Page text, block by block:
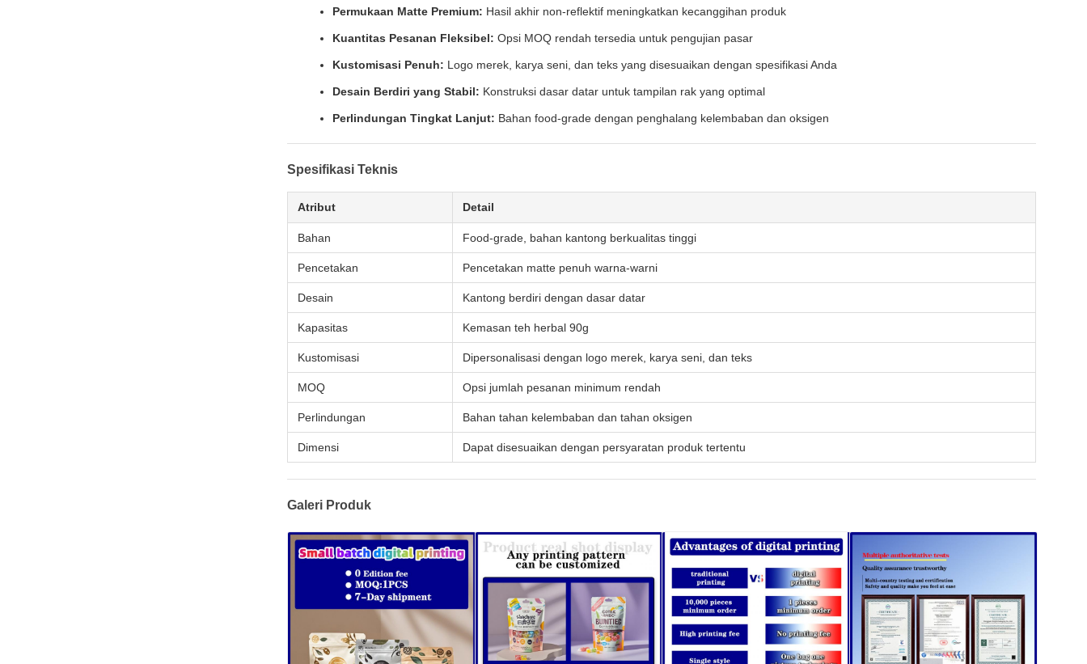
Permukaan Matte Premium: Hasil akhir non-reflektif meningkatkan kecanggihan produk
Kuantitas Pesanan Fleksibel: Opsi MOQ rendah tersedia untuk pengujian pasar
Kustomisasi Penuh: Logo merek, karya seni, dan teks yang disesuaikan dengan spesifikasi Anda
Desain Berdiri yang Stabil: Konstruksi dasar datar untuk tampilan rak yang optimal
Perlindungan Tingkat Lanjut: Bahan food-grade dengan penghalang kelembaban dan oksigen
Spesifikasi Teknis
Atribut Detail
Bahan Food-grade, bahan kantong berkualitas tinggi
Pencetakan Pencetakan matte penuh warna-warni
Desain Kantong berdiri dengan dasar datar
Kapasitas Kemasan teh herbal 90g
Kustomisasi Dipersonalisasi dengan logo merek, karya seni, dan teks
MOQ Opsi jumlah pesanan minimum rendah
Perlindungan Bahan tahan kelembaban dan tahan oksigen
Dimensi Dapat disesuaikan dengan persyaratan produk tertentu
Galeri Produk